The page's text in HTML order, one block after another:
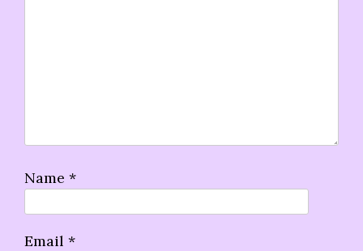
Name *
Email *